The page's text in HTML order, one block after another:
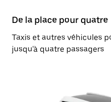
De la place pour quatre
Taxis et autres véhicules
jusqu'à quatre passagers